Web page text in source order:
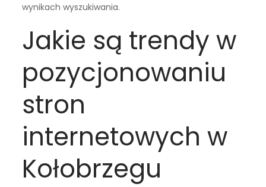
wynikach wyszukiwania.
Jakie są trendy w
pozycjonowaniu
stron
internetowych w
Kołobrzegu